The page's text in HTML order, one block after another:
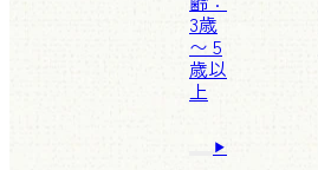
3歳
〜 5
歳以
上